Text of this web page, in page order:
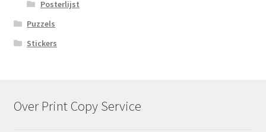
Posterlijst
Puzzels
Stickers
Over Print Copy Service